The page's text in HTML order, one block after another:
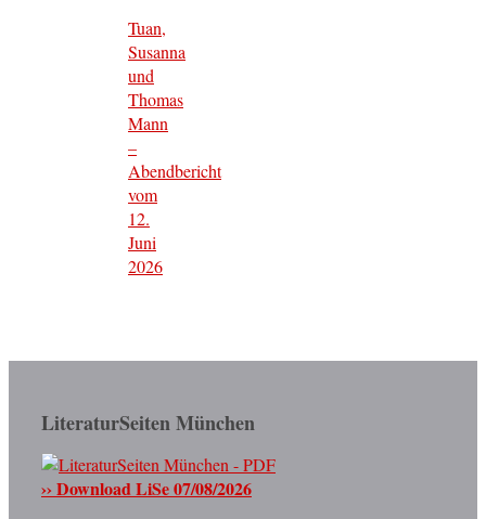
Tuan,
Susanna
und
Thomas
Mann
–
Abendbericht
vom
12.
Juni
2026
LiteraturSeiten München
›› Download LiSe 07/08/2026